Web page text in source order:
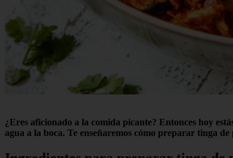
¿Eres aficionado a la comida picante? Entonces hoy
agua a la boca. Te enseñaremos cómo preparar tinga